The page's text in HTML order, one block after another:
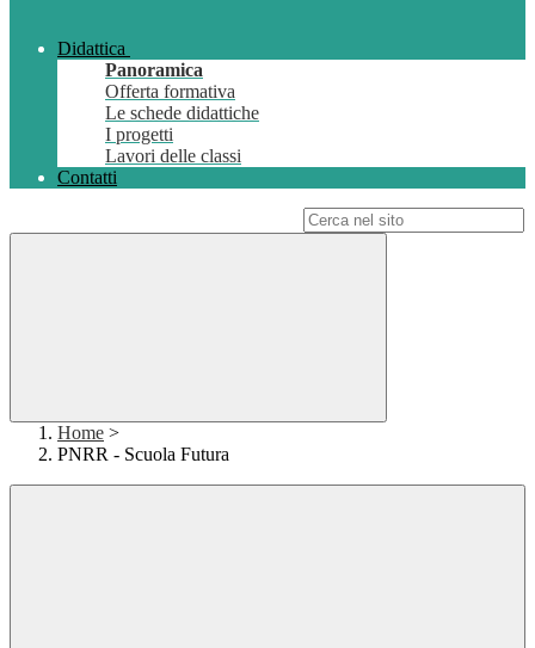
Didattica
Panoramica
Offerta formativa
Le schede didattiche
I progetti
Lavori delle classi
Contatti
Home >
PNRR - Scuola Futura